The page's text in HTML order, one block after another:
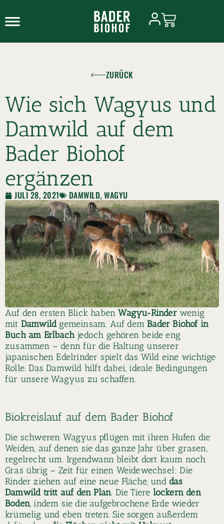
ZURÜCK
Wie sich Wagyus und
Damwild auf dem
Bader Biohof
ergänzen
JULI 28, 2021 DAMWILD, WAGYU
Auf den ersten Blick habenWagyu‑Rinderwenig
mit Damwildgemeinsam. Auf dem Bader Biohof in
Buch am Erlbachjedoch gehören beide eng
zusammen – denn für die Haltung unserer
japanischen Edelrinder spielt das Wild eine wichtige
Rolle. Das Damwild hilft dabei, ideale Bedingungen
für unsere Wagyus zu schaffen.
Biokreislauf auf dem Bader Biohof
Die schweren Wagyus pflügen mit ihren Hufen die
Weiden, auf denen sie das ganze Jahr über grasen,
regelrecht um. Irgendwann bleibt dort kaum noch
Gras übrig – Zeit für einen Weidewechsel: Die
Rinder ziehen auf eine neue Fläche, unddas
Damwild tritt auf den Plan. Die Tiere lockern den
Boden , indem sie die aufgebrochene Erde wieder
krümelig und eben treten. Sie sorgen außerdem